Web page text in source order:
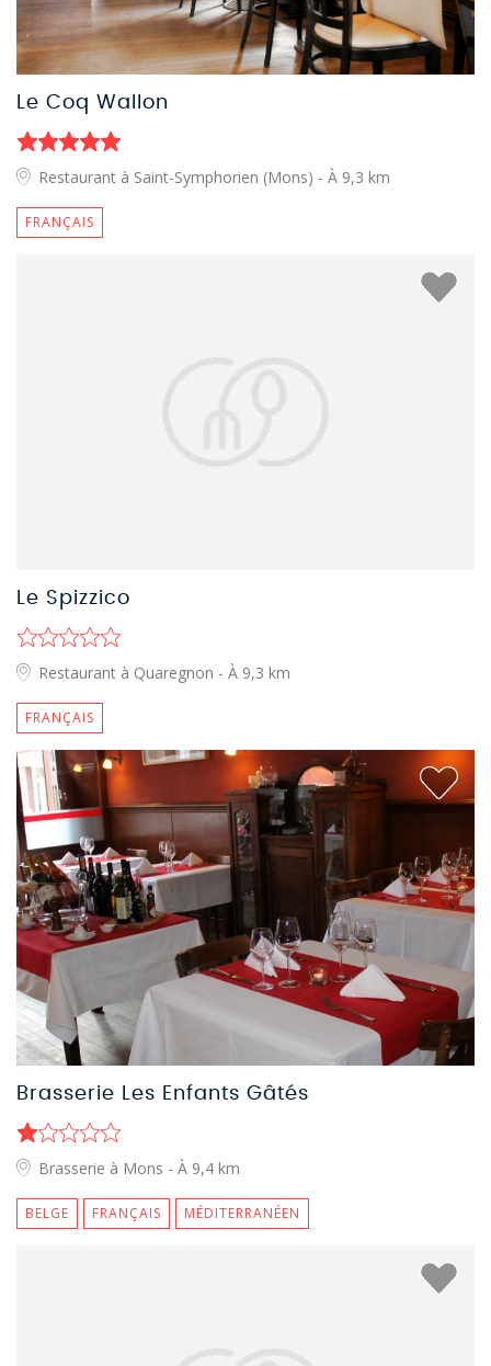
Le Coq Wallon
Restaurant à Saint-Symphorien (Mons) - À 9,3 km
FRANÇAIS
Le Spizzico
Restaurant à Quaregnon - À 9,3 km
FRANÇAIS
Brasserie Les Enfants Gâtés
Brasserie à Mons - À 9,4 km
BELGE FRANÇAIS MÉDITERRANÉEN